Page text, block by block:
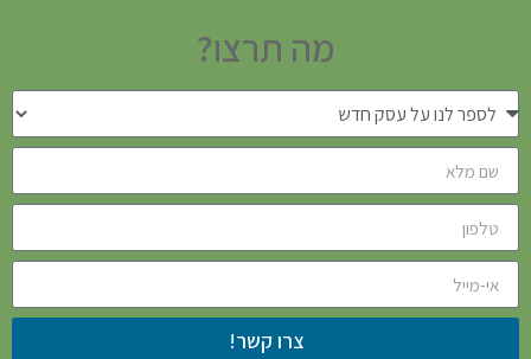
מה תרצו?
צרו קשר!